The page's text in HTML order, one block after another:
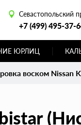
Севастопольский
+7 (499) 495-37-
ЮРЛИЦ
воском Nissan